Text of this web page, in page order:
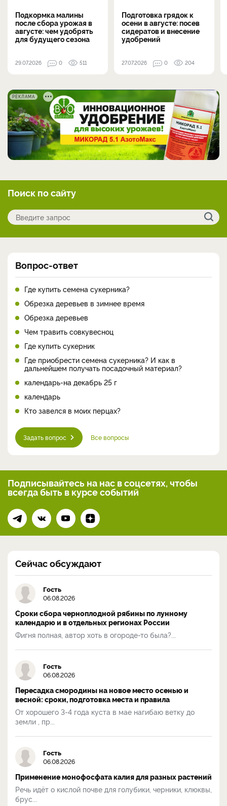
Подкормка малины
после сбора урожая в
августе: чем удобрять
для будущего сезона
29.07.2026 0 511
Подготовка грядок к
осени в августе: посев
сидератов и внесение
удобрений
27.07.2026 0 204
РЕКЛАМА
Поиск по сайту
Вопрос-ответ
Где купить семена сукерника?
Обрезка деревьев в зимнее время
Обрезка деревьев
Чем травить совкувесноц
Где купить сукерник
Где приобрести семена сукерника? И как в
дальнейшем получать посадочный материал?
календарь-на декабрь 25 г
календарь
Кто завелся в моих перцах?
Задать вопрос Все вопросы
Подписывайтесь на нас в соцсетях, чтобы
всегдабыть в курсе событий
Сейчас обсуждают
Гость
06.08.2026
Сроки сбора черноплодной рябины по лунному
календарю и в отдельных регионах России
Фигня полная, автор хоть в огороде-то была?...
Гость
06.08.2026
Пересадка смородины на новое место осенью и
весной: сроки, подготовка места и правила
От хорошего 3-4 года куста в мае нагибаю ветку до
земли , пр...
Гость
06.08.2026
Применение монофосфата калия для разных растений
Речь идёт о кислой почве для голубики, черники, клюквы,
брус...